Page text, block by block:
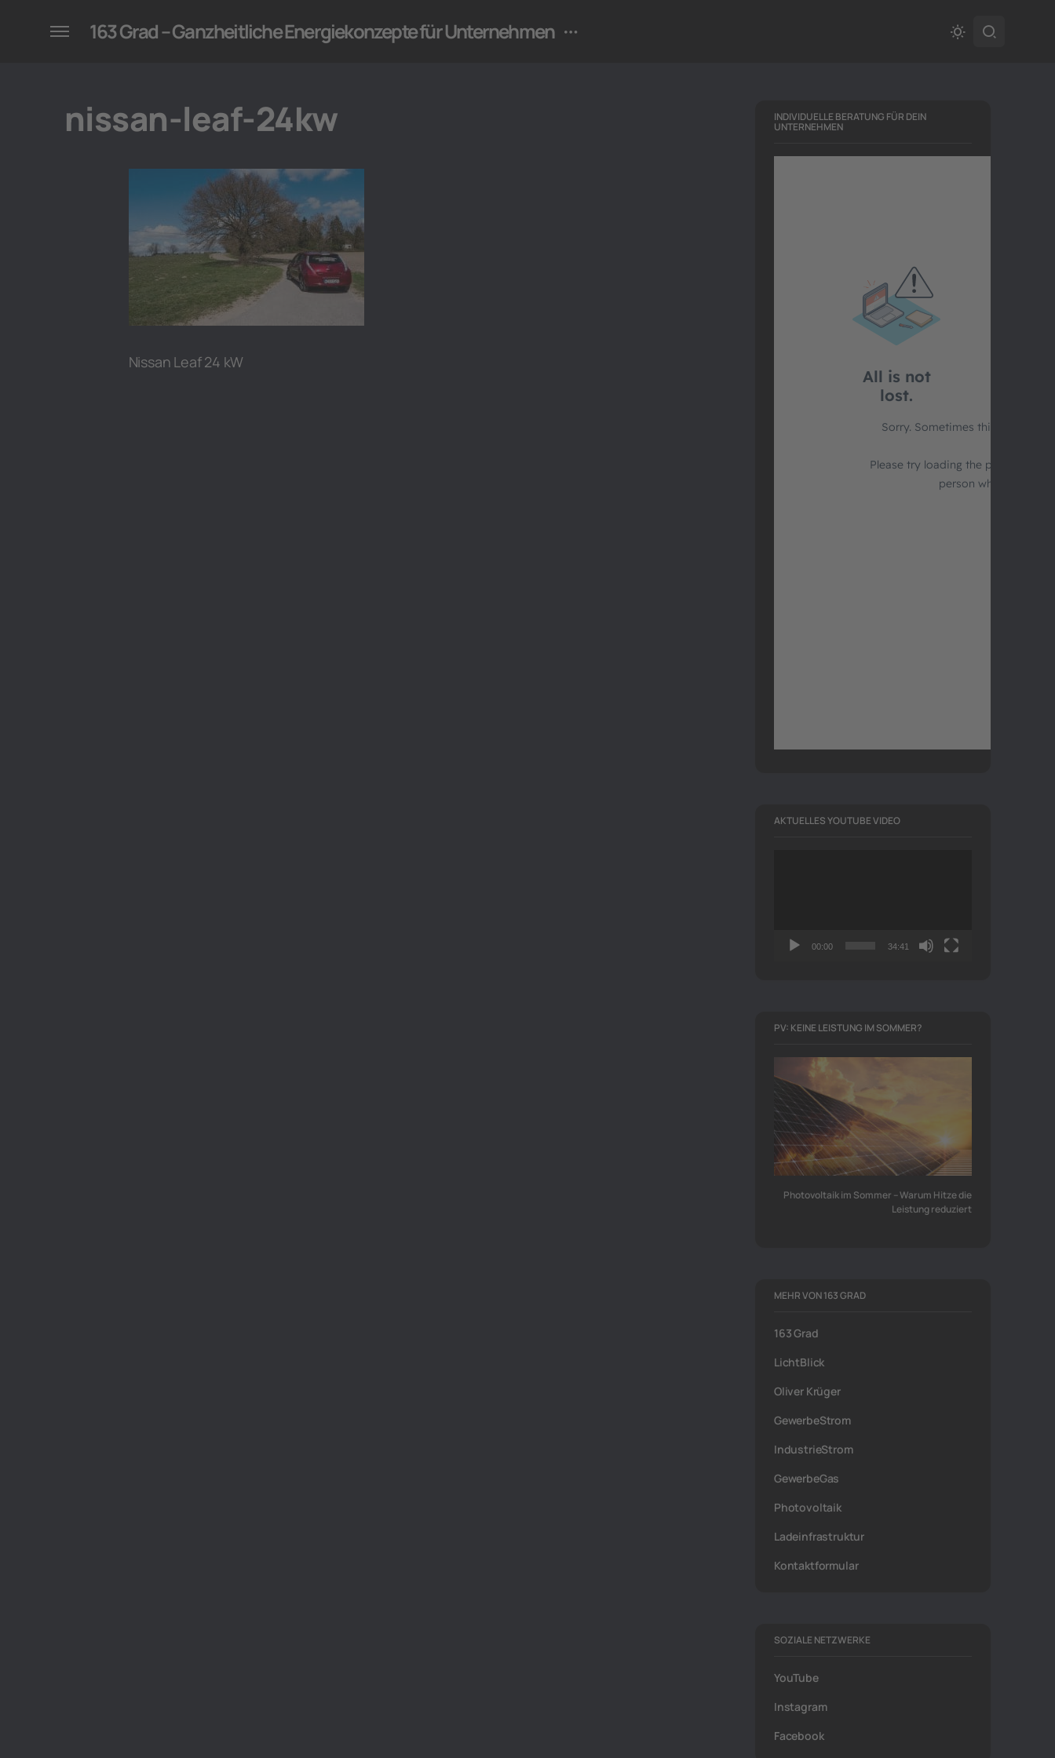
für Unternehmen
163 Grad – Ganzheitliche Energiekonzepte für Unternehmen
nissan-leaf-24kw
Nissan Leaf 24 kW
INDIVIDUELLE BERATUNG FÜR DEIN
UNTERNEHMEN
AKTUELLES YOUTUBE VIDEO
00:00 34:41
PV: KEINE LEISTUNG IM SOMMER?
Photovoltaik im Sommer – Warum Hitze die
Leistung reduziert
MEHR VON 163 GRAD
163 Grad
LichtBlick
Oliver Krüger
GewerbeStrom
IndustrieStrom
GewerbeGas
Photovoltaik
Ladeinfrastruktur
Kontaktformular
SOZIALE NETZWERKE
YouTube
Instagram
Facebook